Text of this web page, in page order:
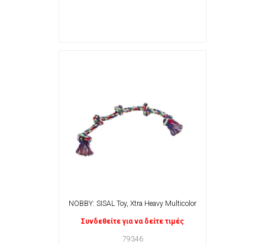
NOBBY: SISAL Toy, Xtra Heavy Multicolor
Συνδεθείτε για να δείτε τιμές
79346